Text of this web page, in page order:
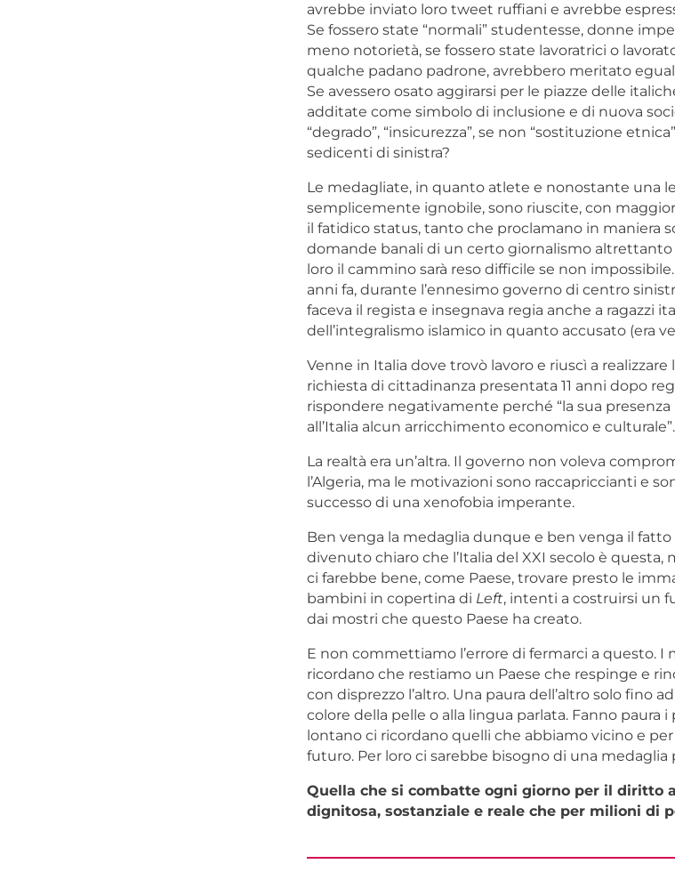
avrebbe inviato loro tweet ruffiani e avrebbe
Se fossero state “normali” studentesse, donne
meno notorietà, se fossero state lavoratrici o
qualche padano padrone, avrebbero meritato
Se avessero osato aggirarsi per le piazze delle
additate come simbolo di inclusione e di nuova
“degrado”, “insicurezza”, se non “sostituzione
sedicenti di sinistra?
Le medagliate, in quanto atlete e nonostante una
semplicemente ignobile, sono riuscite, con
il fatidico status, tanto che proclamano in maniera
domande banali di un certo giornalismo altrettanto
loro il cammino sarà reso difficile se non
anni fa, durante l’ennesimo governo di centro
faceva il regista e insegnava regia anche a ragazzi
dell’integralismo islamico in quanto accusato (era
Venne in Italia dove trovò lavoro e riuscì a realizzare
richiesta di cittadinanza presentata 11 anni dopo
rispondere negativamente perché “la sua
all’Italia alcun arricchimento economico e culturale”.
La realtà era un’altra. Il governo non voleva
l’Algeria, ma le motivazioni sono raccapriccianti e
successo di una xenofobia imperante.
Ben venga la medaglia dunque e ben venga il fatto
divenuto chiaro che l’Italia del XXI secolo è questa,
ci farebbe bene, come Paese, trovare presto le
bambini in copertina di Left, intenti a costruirsi un
dai mostri che questo Paese ha creato.
E non commettiamo l’errore di fermarci a questo. I
ricordano che restiamo un Paese che respinge e
con disprezzo l’altro. Una paura dell’altro solo fino
colore della pelle o alla lingua parlata. Fanno paura
lontano ci ricordano quelli che abbiamo vicino e
futuro. Per loro ci sarebbe bisogno di una medaglia
Quella che si combatte ogni giorno per il diritto
dignitosa, sostanziale e reale che per milioni di